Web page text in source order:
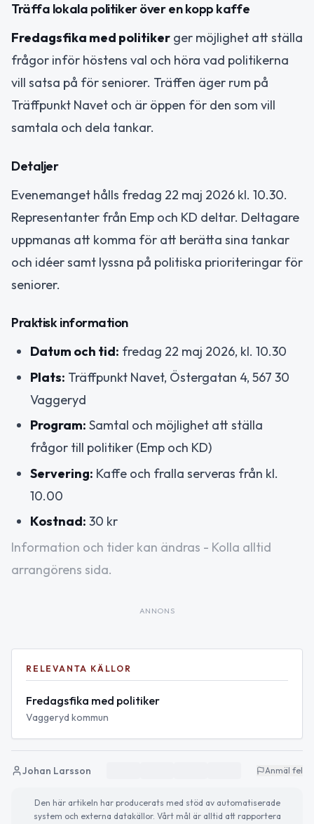
Träffa lokala politiker över en kopp kaffe
Fredagsfika med politiker ger möjlighet att ställa
frågor inför höstens val och höra vad politikerna
vill satsa på för seniorer. Träffen äger rum på
Träffpunkt Navet och är öppen för den som vill
samtala och dela tankar.
Detaljer
Evenemanget hålls fredag 22 maj 2026 kl. 10.30.
Representanter från Emp och KD deltar. Deltagare
uppmanas att komma för att berätta sina tankar
och idéer samt lyssna på politiska prioriteringar för
seniorer.
Praktisk information
Datum och tid: fredag 22 maj 2026, kl. 10.30
Plats: Träffpunkt Navet, Östergatan 4, 567 30
Vaggeryd
Program: Samtal och möjlighet att ställa
frågor till politiker (Emp och KD)
Servering: Kaffe och fralla serveras från kl.
10.00
Kostnad: 30 kr
Information och tider kan ändras - Kolla alltid
arrangörens sida.
ANNONS
RELEVANTA KÄLLOR
Fredagsfika med politiker
Vaggeryd kommun
Johan Larsson Anmäl fel
Den här artikeln har producerats med stöd av automatiserade
system och externa datakällor. Vårt mål är alltid att rapportera